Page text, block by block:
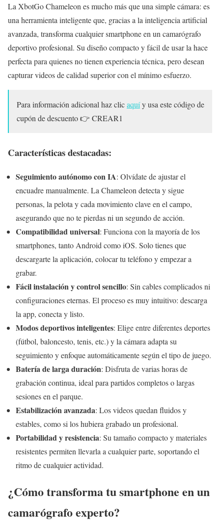
La XbotGo Chameleon es mucho más que una simple cámara: es
una herramienta inteligente que, gracias a la inteligencia artificial
avanzada, transforma cualquier smartphone en un camarógrafo
deportivo profesional. Su diseño compacto y fácil de usar la hace
perfecta para quienes no tienen experiencia técnica, pero desean
capturar videos de calidad superior con el mínimo esfuerzo.
Para información adicional haz clicaquíy usa este código de
cupón de descuento 👉 CREAR1
Características destacadas:
Seguimiento autónomo con IA: Olvídate de ajustar el
encuadre manualmente. La Chameleon detecta y sigue
personas, la pelota y cada movimiento clave en el campo,
asegurando que no te pierdas ni un segundo de acción.
Compatibilidad universal: Funciona con la mayoría de los
smartphones, tanto Android como iOS. Solo tienes que
descargarte la aplicación, colocar tu teléfono y empezar a
grabar.
Fácil instalación y control sencillo: Sin cables complicados ni
configuraciones eternas. El proceso es muy intuitivo: descarga
la app, conecta y listo.
Modos deportivos inteligentes: Elige entre diferentes deportes
(fútbol, baloncesto, tenis, etc.) y la cámara adapta su
seguimiento y enfoque automáticamente según el tipo de juego.
Batería de larga duración: Disfruta de varias horas de
grabación continua, ideal para partidos completos o largas
sesiones en el parque.
Estabilización avanzada: Los videos quedan fluidos y
estables, como si los hubiera grabado un profesional.
Portabilidad y resistencia: Su tamaño compacto y materiales
resistentes permiten llevarla a cualquier parte, soportando el
ritmo de cualquier actividad.
¿Cómo transforma tu smartphone en un
camarógrafo experto?